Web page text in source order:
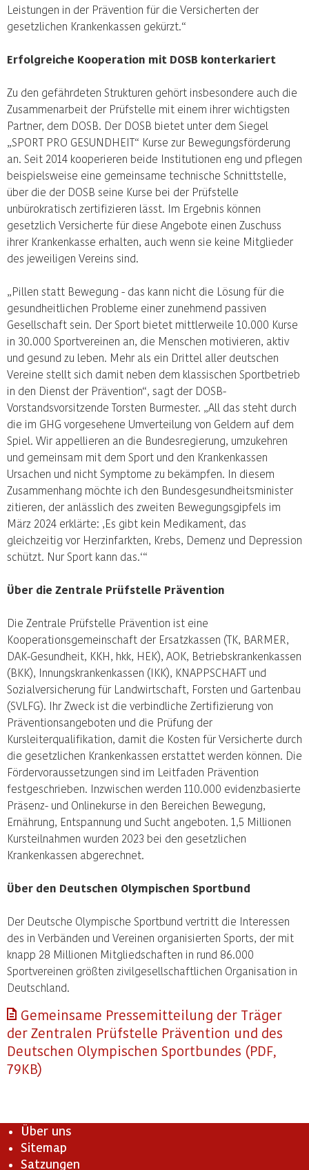
Leistungen in der Prävention für die Versicherten der
gesetzlichen Krankenkassen gekürzt.“
Erfolgreiche Kooperation mit DOSB konterkariert
Zu den gefährdeten Strukturen gehört insbesondere auch die
Zusammenarbeit der Prüfstelle mit einem ihrer wichtigsten
Partner, dem DOSB. Der DOSB bietet unter dem Siegel
„SPORT PRO GESUNDHEIT“ Kurse zur Bewegungsförderung
an. Seit 2014 kooperieren beide Institutionen eng und pflegen
beispielsweise eine gemeinsame technische Schnittstelle,
über die der DOSB seine Kurse bei der Prüfstelle
unbürokratisch zertifizieren lässt. Im Ergebnis können
gesetzlich Versicherte für diese Angebote einen Zuschuss
ihrer Krankenkasse erhalten, auch wenn sie keine Mitglieder
des jeweiligen Vereins sind.
„Pillen statt Bewegung - das kann nicht die Lösung für die
gesundheitlichen Probleme einer zunehmend passiven
Gesellschaft sein. Der Sport bietet mittlerweile 10.000 Kurse
in 30.000 Sportvereinen an, die Menschen motivieren, aktiv
und gesund zu leben. Mehr als ein Drittel aller deutschen
Vereine stellt sich damit neben dem klassischen Sportbetrieb
in den Dienst der Prävention“, sagt der DOSB-
Vorstandsvorsitzende Torsten Burmester. „All das steht durch
die im GHG vorgesehene Umverteilung von Geldern auf dem
Spiel. Wir appellieren an die Bundesregierung, umzukehren
und gemeinsam mit dem Sport und den Krankenkassen
Ursachen und nicht Symptome zu bekämpfen. In diesem
Zusammenhang möchte ich den Bundesgesundheitsminister
zitieren, der anlässlich des zweiten Bewegungsgipfels im
März 2024 erklärte: ‚Es gibt kein Medikament, das
gleichzeitig vor Herzinfarkten, Krebs, Demenz und Depression
schützt. Nur Sport kann das.‘“
Über die Zentrale Prüfstelle Prävention
Die Zentrale Prüfstelle Prävention ist eine
Kooperationsgemeinschaft der Ersatzkassen (TK, BARMER,
DAK-Gesundheit, KKH, hkk, HEK), AOK, Betriebskrankenkassen
(BKK), Innungskrankenkassen (IKK), KNAPPSCHAFT und
Sozialversicherung für Landwirtschaft, Forsten und Gartenbau
(SVLFG). Ihr Zweck ist die verbindliche Zertifizierung von
Präventionsangeboten und die Prüfung der
Kursleiterqualifikation, damit die Kosten für Versicherte durch
die gesetzlichen Krankenkassen erstattet werden können. Die
Fördervoraussetzungen sind im Leitfaden Prävention
festgeschrieben. Inzwischen werden 110.000 evidenzbasierte
Präsenz- und Onlinekurse in den Bereichen Bewegung,
Ernährung, Entspannung und Sucht angeboten. 1,5 Millionen
Kursteilnahmen wurden 2023 bei den gesetzlichen
Krankenkassen abgerechnet.
Über den Deutschen Olympischen Sportbund
Der Deutsche Olympische Sportbund vertritt die Interessen
des in Verbänden und Vereinen organisierten Sports, der mit
knapp 28 Millionen Mitgliedschaften in rund 86.000
Sportvereinen größten zivilgesellschaftlichen Organisation in
Deutschland.
Gemeinsame Pressemitteilung der Träger
der Zentralen Prüfstelle Prävention und des
Deutschen Olympischen Sportbundes (PDF,
79KB)
Über uns
Sitemap
Satzungen